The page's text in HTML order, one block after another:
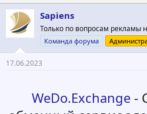
т
о
р
т
е
м
ы
т
а
н
а
ч
л
Sapiens
Только по вопросам рекламы
Команда форума
17.06.2023
WeDo.Exchange -